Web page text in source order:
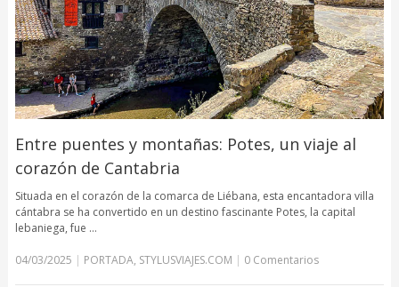
Entre puentes y montañas: Potes, un viaje al
corazón de Cantabria
Situada en el corazón de la comarca de Liébana, esta encantadora villa
cántabra se ha convertido en un destino fascinante Potes, la capital
lebaniega, fue …
04/03/2025 | PORTADA, STYLUSVIAJES.COM | 0 Comentarios